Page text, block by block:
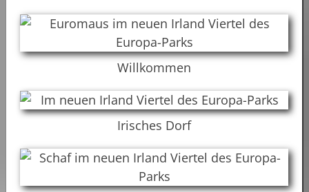
Willkommen
Irisches Dorf